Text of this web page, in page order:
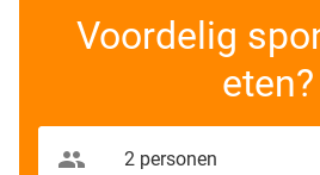
Voordelig
eten?